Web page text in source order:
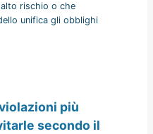
rischio o che
unifica gli obblighi
più
secondo il